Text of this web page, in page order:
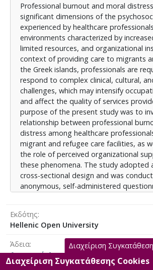
δείγμα αποτέλεσαν 104
διαφόρων ειδικοτήτων που υπηρετούν
ελληνικά νησιά Κω και Λέρου.
σταθμισμένα εργαλεία για τη μέτρηση
επαγγελματικής εξουθένωσης
δυσφορίας (MMD-HP) και της
οργανωσιακής υποστήριξης. Η
πραγματοποιήθηκε με το λογισμικό
Statistics (έκδοση 29) και περιέλαβε
μέτρα, ελέγχους t-test και ANOVA,
πολλαπλή γραμμική παλινδρόμηση.
ηθική δυσφορία κυμάνθηκε σε
επίπεδο (Μ συχνότητας: 1,55–3,57, Μ
3,75), με υψηλότερες τιμές σε
υποστελέχωσης. Οι δείκτες
εξουθένωσης ήταν μέτριοι (Μ = 3,59).
θετική συσχέτιση μεταξύ ηθικής
εξουθένωσης (r = 0,19, p < 0,05) και
= –0,40, p < 0,05). Επιπλέον, η
υποστήριξη συσχετίστηκε αρνητικά με
επαγγελματική εξουθένωση (r = –0,35,
μοντέλο παλινδρόμησης εξήγησε το
διακύμανσης (R² = 0,23), με την ηθική
0,15, p < 0,001) και την οργανωσιακή
Professional burnout and moral
significant dimensions of the
experienced by healthcare
environments characterized by
limited resources, and organizational
context of providing care to migrants
the Greek islands, professionals are
respond to complex clinical, cultural,
challenges, which may intensify
and affect the quality of services
purpose of the present study was to
relationship between professional
distress among healthcare
migrant and refugee care facilities, as
the role of perceived organizational
these phenomena. The study adopted
cross-sectional design and was
anonymous, self-administered
Greek islands of Kos and Leros.
were used to measure professional
5), moral distress (MMD-HP), and
organizational support. Statistical
descriptive statistics, t-tests, ANOVA,
Εκδότης
Hellenic Open University
Άδεια
Αναφορά Δημιουργού-Μη Εμπορική
Διαχείριση
Διαχείριση Συγκατάθεσης Cookies